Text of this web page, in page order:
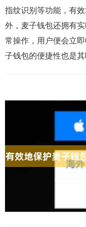
指纹识别等功能，有
外，麦子钱包还拥有
常操作，用户便会立
子钱包的便捷性也是